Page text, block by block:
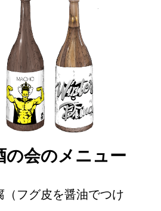
の会のメニュー
フグ皮を醤油でつけ